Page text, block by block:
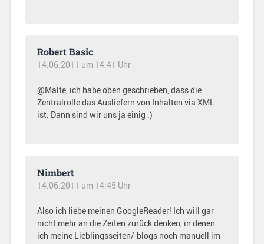
Robert Basic
14.06.2011 um 14:41 Uhr
@Malte, ich habe oben geschrieben, dass die
Zentralrolle das Ausliefern von Inhalten via XML
ist. Dann sind wir uns ja einig :)
Nimbert
14.06.2011 um 14:45 Uhr
Also ich liebe meinen GoogleReader! Ich will gar
nicht mehr an die Zeiten zurück denken, in denen
ich meine Lieblingsseiten/-blogs noch manuell im